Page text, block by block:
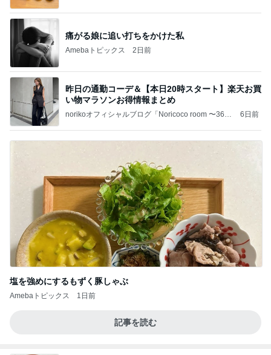
痛がる娘に追い打ちをかけた私
Amebaトピックス 2日前
昨日の通勤コーデ＆【本日20時スタート】楽天お買
い物マラソンお得情報まとめ
norikoオフィシャルブログ「Noricoco room 〜365
6日前
塩を強めにするもずく豚しゃぶ
Amebaトピックス 1日前
記事を読む